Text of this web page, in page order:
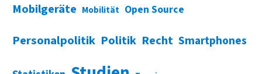
Mobilgeräte Mobilität Open Source
Personalpolitik Politik Recht Smartphones